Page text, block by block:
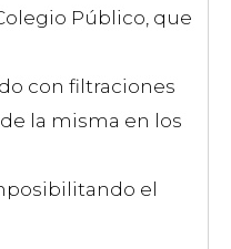
Público, que
con filtraciones
la misma en los
el